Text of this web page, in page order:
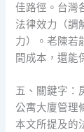
佳路徑。台灣
法律效力（調
力）。老陳若
間成本，還能
五、關鍵字：
公寓大廈管理
本文所提及的